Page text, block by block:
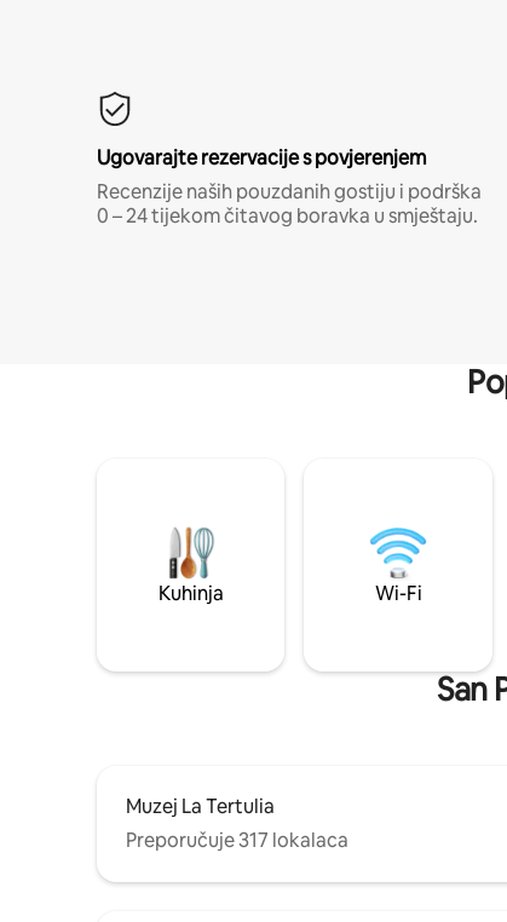
Ugovarajte rezervacije s povjerenjem
Recenzije naših pouzdanih gostiju i podrška
0 – 24 tijekom čitavog boravka u smještaju.
Kuhinja Wi-Fi
San
Muzej La Tertulia
Preporučuje 317 lokalaca